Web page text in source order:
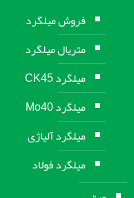
فروش میلگرد
متریال میلگرد
میلگرد CK45
میلگرد Mo40
میلگرد آلیاژی
میلگرد فولاد